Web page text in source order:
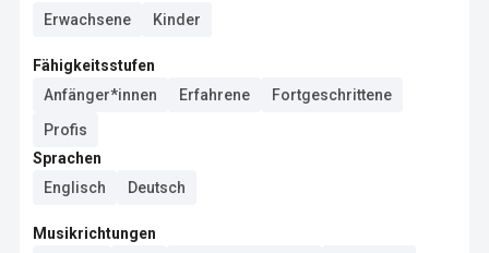
Erwachsene
Kinder
Fähigkeitsstufen
Anfänger*innen
Erfahrene
Fortgeschrittene
Profis
Sprachen
Englisch
Deutsch
Musikrichtungen